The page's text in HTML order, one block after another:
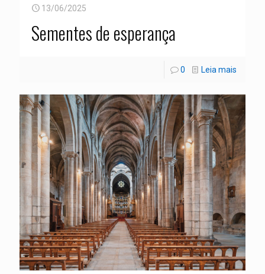
13/06/2025
Sementes de esperança
0 Leia mais